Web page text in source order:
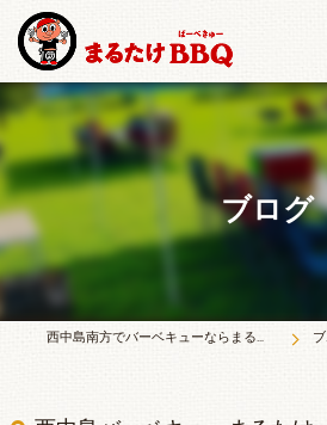
ブログ
西中島南方でバーベキューならまるたけＢＢＱ ブログ